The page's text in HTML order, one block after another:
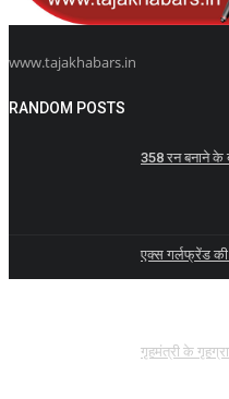
www.tajakhabars.in
RANDOM POSTS
358 रन बनाने के
एक्स गर्लफ्रेंड की
गृहमंत्री के